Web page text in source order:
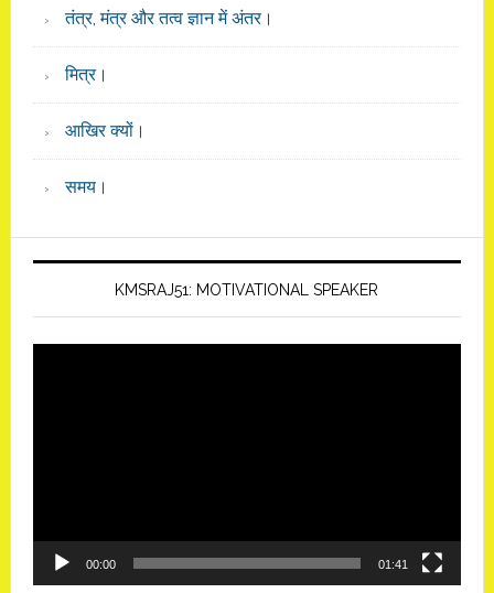
तंत्र, मंत्र और तत्व ज्ञान में अंतर।
मित्र।
आखिर क्यों।
समय।
KMSRAJ51: MOTIVATIONAL SPEAKER
00:00 01:41